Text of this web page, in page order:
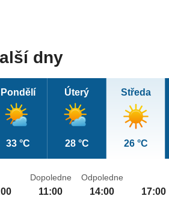
dny
Pondělí
33 °C
Úterý
28 °C
Středa
26 °C
Dopoledne
11:00
Odpoledne
14:00 17:00